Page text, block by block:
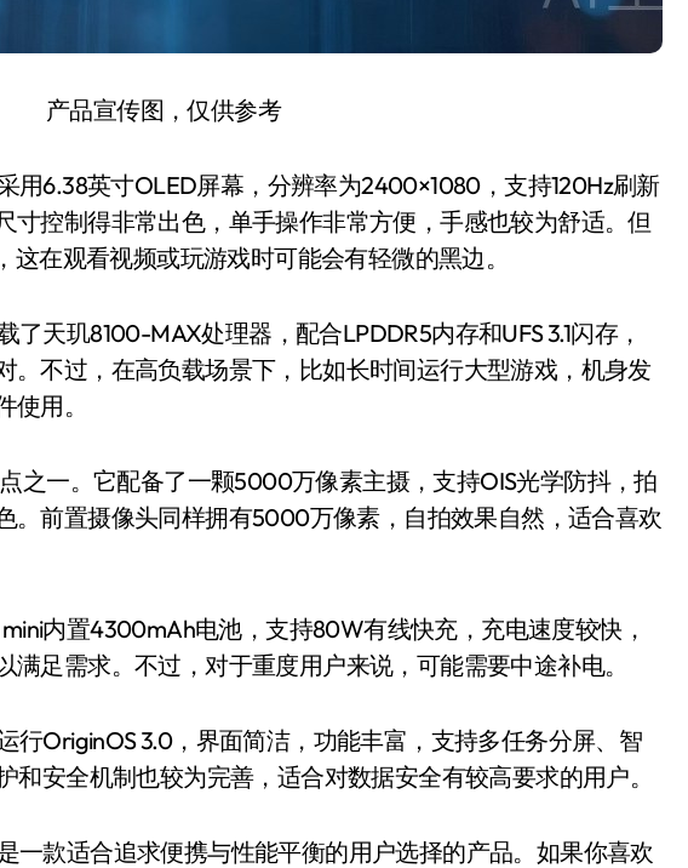
产品宣传图，仅供参考
6.38英寸OLED屏幕，分辨率为2400×1080，支持120Hz刷新
寸控制得非常出色，单手操作非常方便，手感也较为舒适。但
在观看视频或玩游戏时可能会有轻微的黑边。
天玑8100-MAX处理器，配合LPDDR5内存和UFS 3.1闪存，
。不过，在高负载场景下，比如长时间运行大型游戏，机身发
用。
一。它配备了一颗5000万像素主摄，支持OIS光学防抖，拍
。前置摄像头同样拥有5000万像素，自拍效果自然，适合喜欢
内置4300mAh电池，支持80W有线快充，充电速度较快，
足需求。不过，对于重度用户来说，可能需要中途补电。
OriginOS 3.0，界面简洁，功能丰富，支持多任务分屏、智
和安全机制也较为完善，适合对数据安全有较高要求的用户。
款适合追求便携与性能平衡的用户选择的产品。如果你喜欢